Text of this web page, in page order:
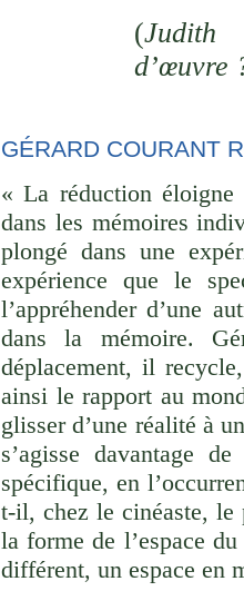
(Judith
d’œuvre
GÉRARD COURANT
« La réduction
dans les mémoires
plongé dans une
expérience que le
l’appréhender d’une
dans la mémoire.
déplacement, il
ainsi le rapport au
glisser d’une réalité à
s’agisse davantage
spécifique, en
t-il, chez le cinéaste, le
la forme de l’espace
différent, un espace en